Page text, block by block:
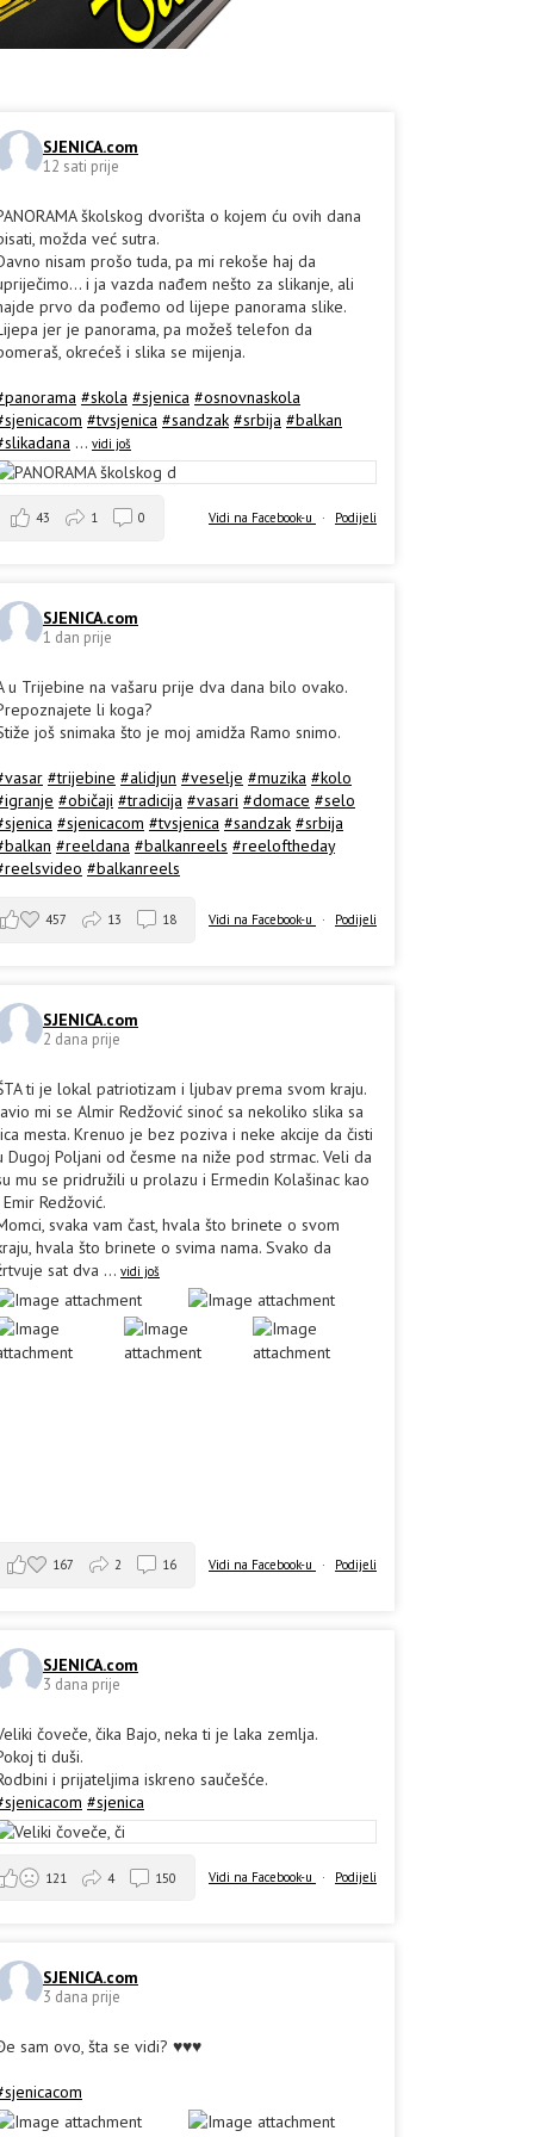
SJENICA.com
12 sati prije
školskog dvorišta o kojem ću ovih dana
možda već sutra.
nisam prošo tuda, pa mi rekoše haj da
i ja vazda nađem nešto za slikanje, ali
prvo da pođemo od lijepe panorama slike.
jer je panorama, pa možeš telefon da
okrećeš i slika se mijenja.
#skola #sjenica #osnovnaskola
#tvsjenica #sandzak #srbija #balkan
... vidi još
Vidi na Facebook-u · Podijeli
43 1 0
SJENICA.com
1 dan prije
u Trijebine na vašaru prije dva dana bilo ovako.
li koga?
još snimaka što je moj amidža Ramo snimo.
#trijebine #alidjun #veselje #muzika #kolo
#običaji #tradicija #vasari #domace #selo
#sjenicacom #tvsjenica #sandzak #srbija
#reeldana #balkanreels #reeloftheday
#balkanreels
Vidi na Facebook-u · Podijeli
457 13 18
SJENICA.com
2 dana prije
ti je lokal patriotizam i ljubav prema svom kraju.
mi se Almir Redžović sinoć sa nekoliko slika sa
mesta. Krenuo je bez poziva i neke akcije da čisti
Dugoj Poljani od česme na niže pod strmac. Veli da
mu se pridružili u prolazu i Ermedin Kolašinac kao
Redžović.
svaka vam čast, hvala što brinete o svom
hvala što brinete o svima nama. Svako da
sat dva ... vidi još
Vidi na Facebook-u · Podijeli
167 2 16
SJENICA.com
3 dana prije
čoveče, čika Bajo, neka ti je laka zemlja.
ti duši.
i prijateljima iskreno saučešće.
#sjenica
Vidi na Facebook-u · Podijeli
121 4 150
SJENICA.com
3 dana prije
sam ovo, šta se vidi? ♥️♥️♥️